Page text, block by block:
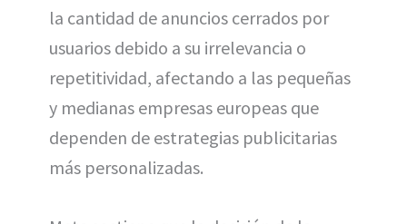
la cantidad de anuncios cerrados por
usuarios debido a su irrelevancia o
repetitividad, afectando a las pequeñas
y medianas empresas europeas que
dependen de estrategias publicitarias
más personalizadas.